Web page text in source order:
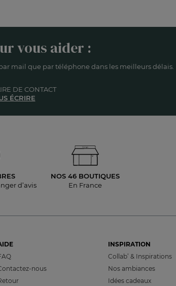
vous aider :
mail que par téléphone dans les meilleurs délais.
DE CONTACT
ÉCRIRE
d’avis
NOS 46 BOUTIQUES
En France
nous
INSPIRATION
Collab’ & Inspirations
Nos ambiances
Idées cadeaux